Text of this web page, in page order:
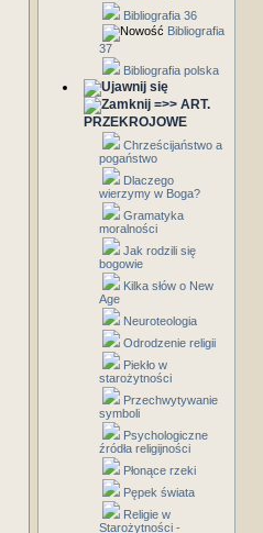
Bibliografia 36
Bibliografia
37
Bibliografia polska
=>> ART.
PRZEKROJOWE
Chrześcijaństwo a
pogaństwo
Dlaczego
wierzymy w Boga?
Gramatyka
moralności
Jak rodzili się
bogowie
Kilka słów o New
Age
Neuroteologia
Odrodzenie religii
Piekło w
starożytności
Przechwytywanie
symboli
Psychologiczne
źródła religijności
Płonące rzeki
Pępek świata
Religie w
Starożytności -